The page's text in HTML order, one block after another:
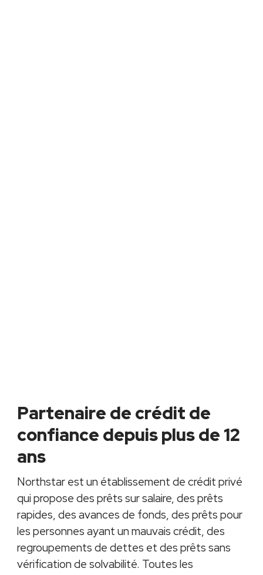
Partenaire de crédit de
confiance depuis plus de 12
ans
Northstar est un établissement de crédit privé
qui propose des prêts sur salaire, des prêts
rapides, des avances de fonds, des prêts pour
les personnes ayant un mauvais crédit, des
regroupements de dettes et des prêts sans
vérification de solvabilité. Toutes les